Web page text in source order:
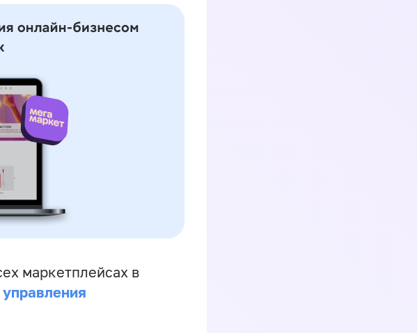
маркетплейсах в
управления